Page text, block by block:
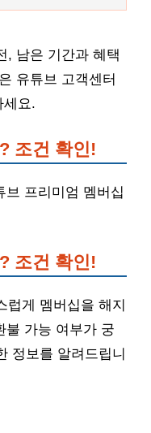
, 남은 기간과 혜택
유튜브 고객센터
세요.
조건 확인!
브 프리미엄 멤버십
조건 확인!
럽게 멤버십을 해지
불 가능 여부가 궁
정보를 알려드립니